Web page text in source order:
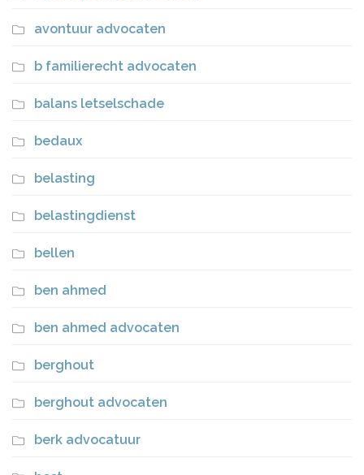
avontuur advocaten
b familierecht advocaten
balans letselschade
bedaux
belasting
belastingdienst
bellen
ben ahmed
ben ahmed advocaten
berghout
berghout advocaten
berk advocatuur